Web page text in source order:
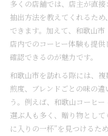
多くの店舗では、店主が直
抽出方法を教えてくれるた
できます。加えて、和歌山市
店内でのコーヒー体験も提
確認できるのが魅力です。
和歌山市を訪れる際には、
煎度、ブレンドごとの味の
う。例えば、和歌山コーヒ
選ぶ人も多く、贈り物とし
に入りの一杯”を見つけるた